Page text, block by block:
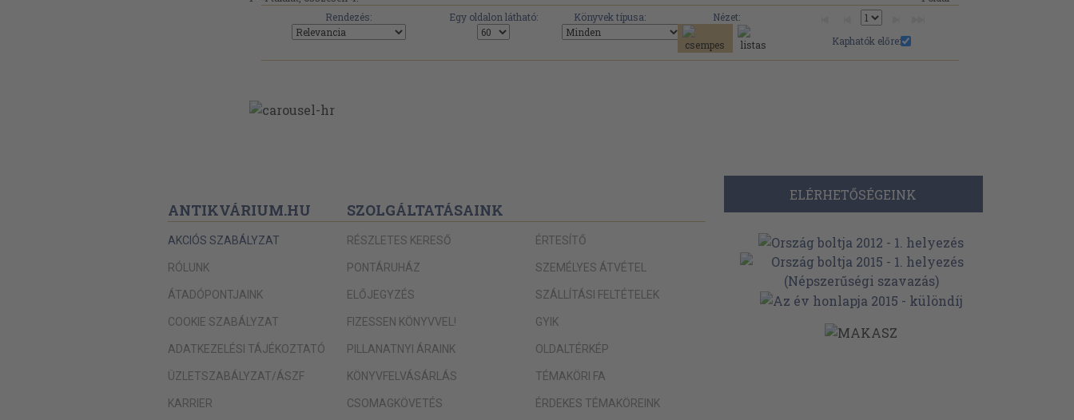
Rendezés:
Egy oldalon látható: Könyvek típusa:
Nézet:
Kaphatók előre:
ANTIKVÁRIUM.HU
AKCIÓS SZABÁLYZAT
RÓLUNK
ÁTADÓPONTJAINK
COOKIE SZABÁLYZAT
ADATKEZELÉSI TÁJÉKOZTATÓ
ÜZLETSZABÁLYZAT/ÁSZF
KARRIER
SZOLGÁLTATÁSAINK
RÉSZLETES KERESŐ
PONTÁRUHÁZ
ELŐJEGYZÉS
FIZESSEN KÖNYVVEL!
PILLANATNYI ÁRAINK
KÖNYVFELVÁSÁRLÁS
CSOMAGKÖVETÉS
ÉRTESÍTŐ
SZEMÉLYES ÁTVÉTEL
SZÁLLÍTÁSI FELTÉTELEK
GYIK
OLDALTÉRKÉP
TÉMAKÖRI FA
ÉRDEKES TÉMAKÖREINK
ELÉRHETŐSÉGEINK